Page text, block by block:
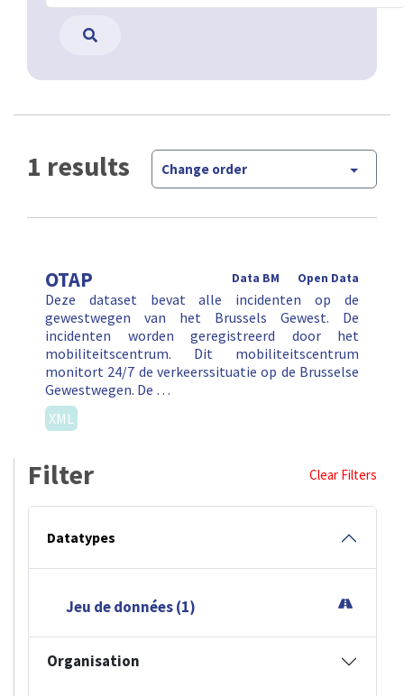
1 results Change order
OTAP Open Data
Data BM
Deze dataset bevat alle incidenten op de
gewestwegen van het Brussels Gewest. De
incidenten worden geregistreerd door het
mobiliteitscentrum. Dit mobiliteitscentrum
monitort 24/7 de verkeerssituatie op de Brusselse
Gewestwegen. De …
XML
Filter Clear Filters
Datatypes
Jeu de données (1)
Organisation